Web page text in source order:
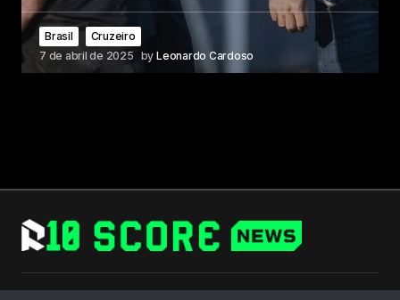
Brasil
Cruzeiro
7 de abril de 2025 by Leonardo Cardoso